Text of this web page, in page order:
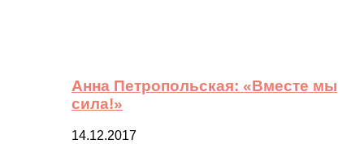
Анна Петропольская: «Вместе мы
сила!»
14.12.2017